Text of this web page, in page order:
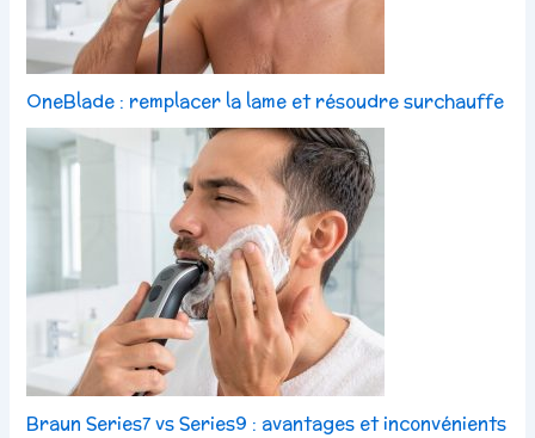
OneBlade : remplacer la lame et résoudre surchauffe
Braun Series7 vs Series9 : avantages et inconvénients